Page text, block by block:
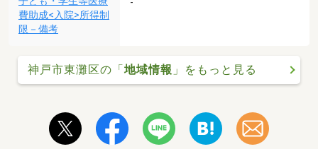
費助成<入院>所得制
限－備考
神戸市東灘区の「地域情報 」をもっと見る